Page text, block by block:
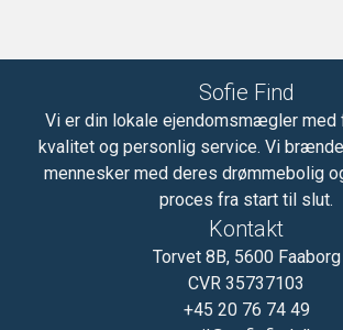
Sofie Find
Vi er din lokale ejendomsmægler med
kvalitet og personlig service. Vi
mennesker med deres drømmebolig
proces fra start til slut.
Kontakt
Torvet 8B, 5600 Faaborg
CVR 35737103
+45 20 76 74 49